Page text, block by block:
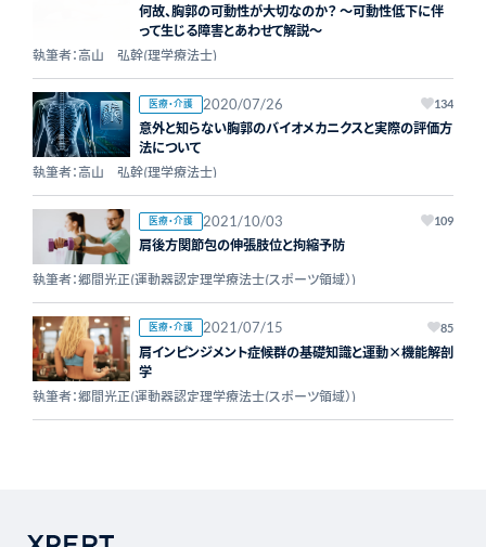
何故、胸郭の可動性が大切なのか？ ～可動性低下に伴
って生じる障害とあわせて解説～
執筆者：高山 弘幹(理学療法士)
医療・介護 2020/07/26 134
意外と知らない胸郭のバイオメカニクスと実際の評価方
法について
執筆者：高山 弘幹(理学療法士)
医療・介護 2021/10/03 109
肩後方関節包の伸張肢位と拘縮予防
執筆者：郷間光正(運動器認定理学療法士(スポーツ領域）)
医療・介護 2021/07/15 85
肩インピンジメント症候群の基礎知識と運動×機能解剖
学
執筆者：郷間光正(運動器認定理学療法士(スポーツ領域）)